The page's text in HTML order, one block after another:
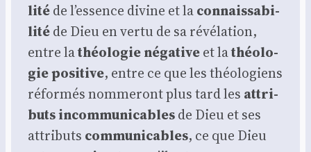
li­téde l’es­sence divine et laconnais­sa­bi­
li­téde Dieu en ver­tu de sa révé­la­tion,
entre lathéo­lo­gie néga­tiveet lathéo­lo­
gie posi­tive, entre ce que les théo­lo­giens
réfor­més nom­me­ront plus tard les attri­
buts incom­mu­ni­cablesde Dieu et ses
attri­buts com­mu­ni­cables, ce que Dieu